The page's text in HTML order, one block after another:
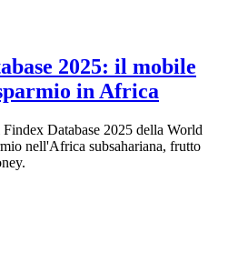
2025: il mobile
in Africa
Database 2025 della World
nell'Africa subsahariana, frutto